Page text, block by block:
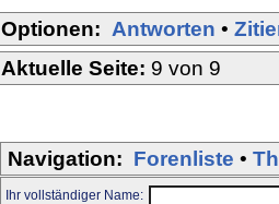
Optionen: Antworten •
Aktuelle Seite: 9 von 9
Navigation: Forenliste •
Ihr vollständiger Name: